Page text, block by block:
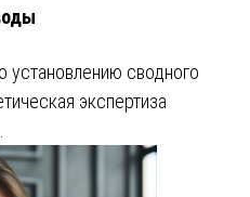
установлению сводного
экспертиза